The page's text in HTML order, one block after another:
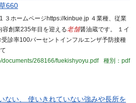
660
３ホームページhttps://kinbue.jp ４業種、従業
容創業235年目を迎える老舗醤油蔵です。 １イ
診率100パーセントインフルエンザ予防接種
documents/268166/fuekishyoyu.pdf
種別：pdf
ない、 使いきれていない強みや長所を